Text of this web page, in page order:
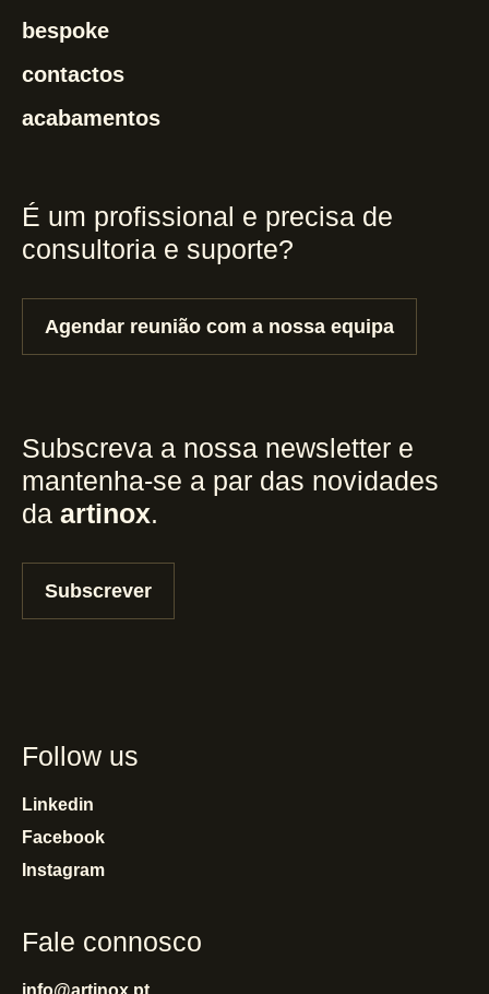
bespoke
contactos
acabamentos
É um profissional e precisa de
consultoria e suporte?
Agendar reunião com a nossa equipa
Subscreva a nossa newsletter e
mantenha-se a par das novidades
da artinox.
Subscrever
Follow us
Linkedin
Facebook
Instagram
Fale connosco
info@artinox.pt